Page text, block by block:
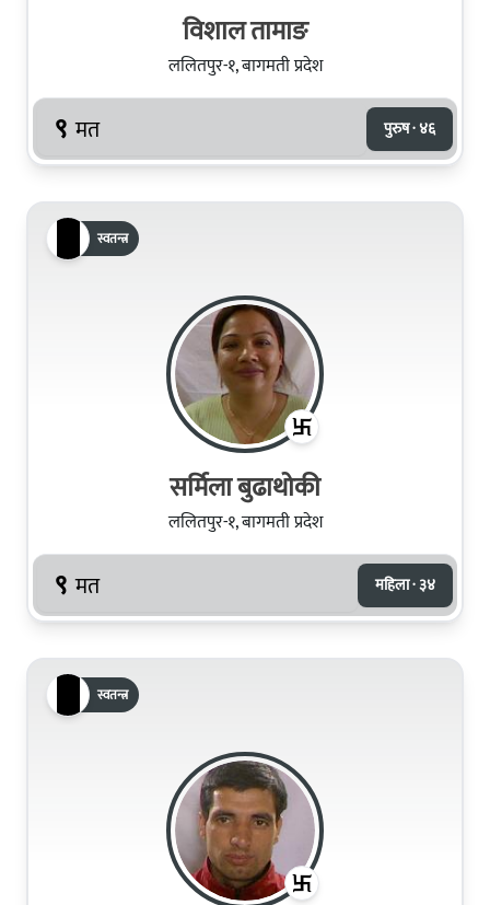
विशाल तामाङ
ललितपुर-१, बागमती प्रदेश
९ मत पुरुष · ४६
स्वतन्त्र
सर्मिला बुढाथोकी
ललितपुर-१, बागमती प्रदेश
९ मत महिला · ३४
स्वतन्त्र